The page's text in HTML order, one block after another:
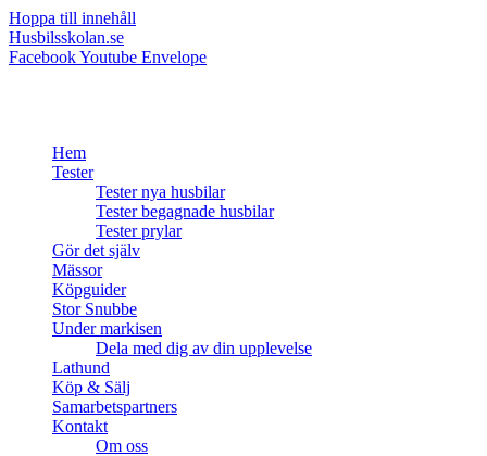
Hoppa till innehåll
Husbilsskolan.se
FacebookYoutube Envelope
Hem
Tester
Tester nya husbilar
Tester begagnade husbilar
Tester prylar
Gör det själv
Mässor
Köpguider
Stor Snubbe
Under markisen
Dela med dig av din upplevelse
Lathund
Köp & Sälj
Samarbetspartners
Kontakt
Om oss